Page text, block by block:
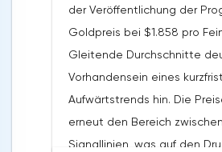
zusätzliches Signal zu
Anstiegs der Notierungen
Brent-Öl wird ein Test der
Unterstützungslinie auf dem
relativen Stärke (RSI) sein.
Signal wird ein Abprall von
Grenze des aufsteigenden
der Veröffentlichung der
Goldpreis bei $1.858 pro
Gleitende Durchschnitte
Vorhandensein eines
Aufwärtstrends hin. Die
erneut den Bereich
Signallinien, was auf den